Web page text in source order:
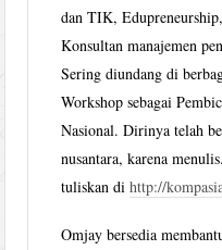
dan TIK,
Konsultan manajemen
Sering diundang di
Workshop sebagai
Nasional. Dirinya telah
nusantara, karena
tuliskan dihttp://
Omjay bersedia